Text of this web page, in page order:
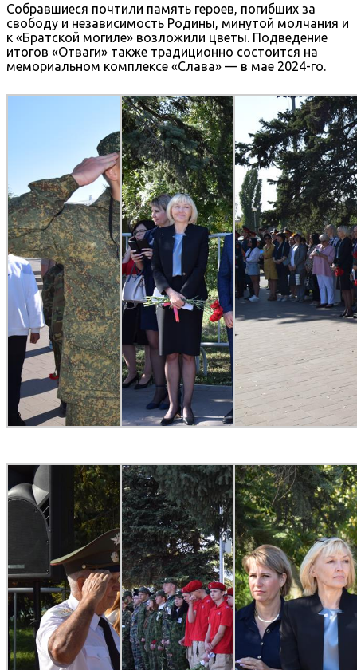
Собравшиеся почтили память героев, погибших за
свободу и независимость Родины, минутой молчания и
к «Братской могиле» возложили цветы. Подведение
итогов «Отваги» также традиционно состоится на
мемориальном комплексе «Слава» — в мае 2024-го.